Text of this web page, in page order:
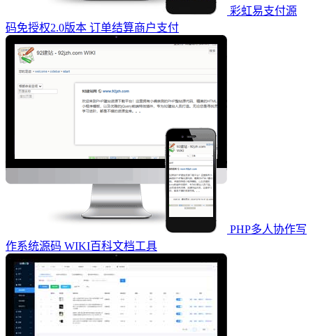
彩虹易支付源
码免授权2.0版本 订单结算商户支付
PHP多人协作写
作系统源码 WIKI百科文档工具